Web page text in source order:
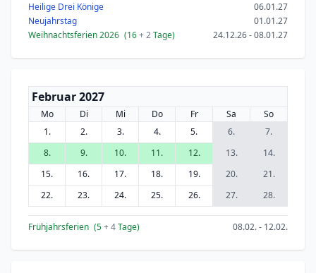
Heilige Drei Könige
06.01.27
Neujahrstag
01.01.27
Weihnachtsferien 2026 (16+ 2Tage) 24.12.26 - 08.01.27
Februar 2027
Mo Di Mi Do Fr Sa
So
1.
2. 3. 4. 5. 6.
7.
8.
9. 10. 11. 12. 13.
14.
15.
16. 17. 18. 19. 20.
21.
22.
23. 24. 25. 26. 27. 28.
Frühjahrsferien (5+ 4Tage) 08.02. - 12.02.